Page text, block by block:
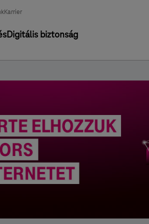
Karrier
Digitális biztonság